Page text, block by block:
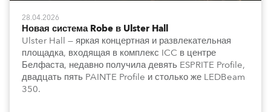
28.04.2026
Новая система Robe в Ulster Hall
Ulster Hall — яркая концертная и развлекательная
площадка, входящая в комплекс ICC в центре
Белфаста, недавно получила девять ESPRITE Profile,
двадцать пять PAINTE Profile и столько же LEDBeam
350.